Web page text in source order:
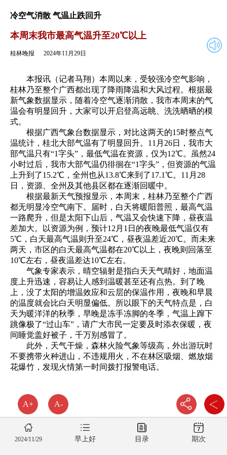
A+ A-
返回 2024年11月29日
冷空气消散 气温止跌回升
本周末我市最高气温升至20℃以上
桂林晚报 2024年11月29日
本报讯（记者马翔）本周以来，受较强冷空气影响，
桂林乃至整个广西都出现了降雨降温和大风过程。根据最
新气象数据显示，随着冷空气逐渐消散，我市本周末的气
温会有明显回升，大家可以开启登高远眺、洗洗晒晒的模
式。
根据广西气象台数据显示，对比这两天的15时整点气
温统计，桂北大部气温有了明显回升。11月26日，我市大
部气温只有“1字头”，最低气温在资源，仅为12℃。虽然24
小时过后，我市大部气温仍徘徊在“1字头”，但资源的气温
上升到了15.2℃，全州也从13.8℃来到了17.1℃。11月28
日，资源、全州及其他县区都在逐渐回暖中。
根据最新天气预报显示，本周末，桂林乃至整个广西
都无明显冷空气南下。届时，白天将暖阳普照，最高气温
一路爬升，但是太阳下山后，气温又会快速下降，昼夜温
差加大。以资源为例，预计12月1日的夜晚最低气温仅有
5℃，白天最高气温则升至24℃，昼夜温差近20℃。而未来
两天，市区的白天最高气温都在20℃以上，夜晚则回落至
10℃左右，昼夜温差达10℃左右。
气象专家表示，晴空辐射是指白天天气晴好，地面温
度上升迅速，容易让人感到温暖甚至还有点热。到了晚
上，没了太阳的增温效应和云层的保温作用，夜晚和早晨
的温度就会比白天明显偏低。所以眼下的天气特点是，白
天为暖洋洋的秋季，早晚是冻手冻脚的冬季，气温上蹿下
跳像极了“过山车”，请广大市民一定要及时添衣保暖，夜
间睡觉盖好被子，千万别感冒了。
此外，天气干燥，森林火险气象等级高，外出游玩时
不要携带火种进山，不违规用火，不在林区吸烟、燃放烟
花爆竹，发现火情第一时间拨打报警电话。
2024/11/29 早上好 目录 期次